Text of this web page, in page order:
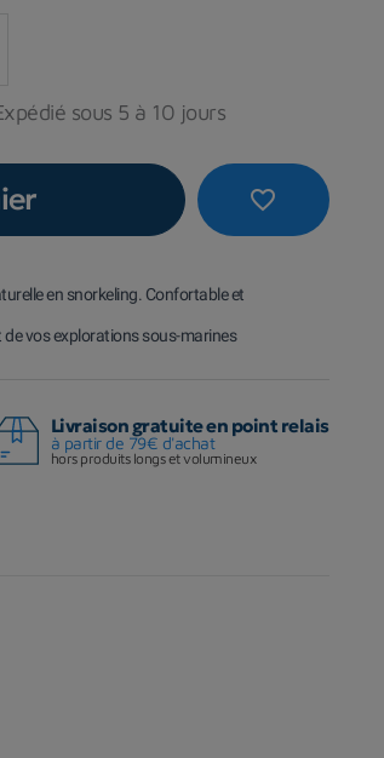
sous 5 à 10 jours
favorite_border
en snorkeling. Confortable et
vos explorations sous-marines
Livraison gratuite en point relais
à partir de 79€ d'achat
hors produits longs et volumineux